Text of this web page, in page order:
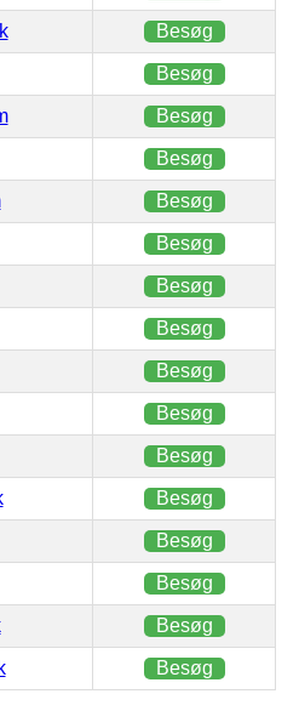
Besøg
Besøg
Besøg
Besøg
Besøg
Besøg
Besøg
Besøg
Besøg
Besøg
Besøg
Besøg
Besøg
Besøg
Besøg
Besøg